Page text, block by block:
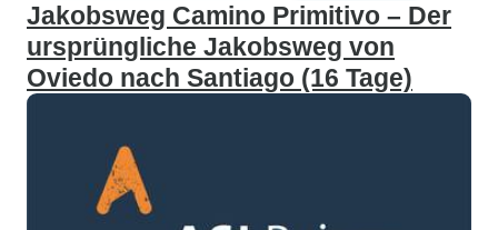
Jakobsweg Camino Primitivo – Der
ursprüngliche Jakobsweg von
Oviedo nach Santiago (16 Tage)